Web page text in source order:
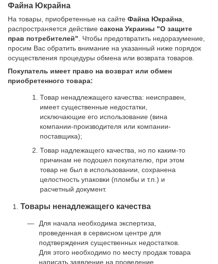
Файна Юкрайна
На товары, приобретенные на сайте Файна Юкрайна,
распространяется действие cакона Украины "О защите
прав потребителей". Чтобы предотвратить недоразумение,
просим Вас обратить внимание на указанный ниже порядок
осуществления процедуры обмена или возврата товаров.
Покупатель имеет право на возврат или обмен
приобретенного товара:
Товар ненадлежащего качества: неисправен,
имеет существенные недостатки,
исключающие его использование (вина
компании-производителя или компании-
поставщика);
Товар надлежащего качества, но по каким-то
причинам не подошел покупателю, при этом
товар не был в использовании, сохранена
целостность упаковки (пломбы и т.п.) и
расчетный документ.
Товары ненадлежащего качества
Для начала необходима экспертиза,
проведенная в сервисном центре для
подтверждения существенных недостатков.
Для этого необходимо по месту продаж товара
написать заявление на проведение